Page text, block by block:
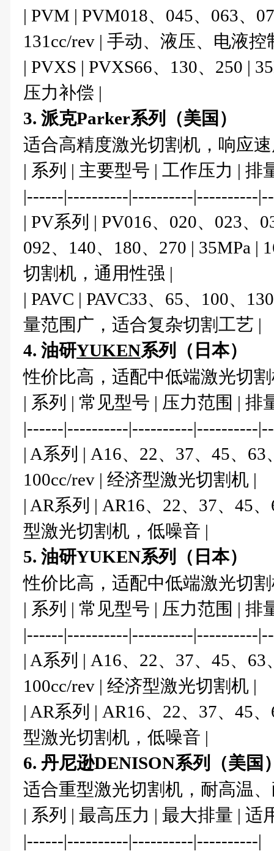
| PVM | PVM018、045、063、
131cc/rev | 手动、液压、电液控
| PVXS | PVXS66、130、250 |
压力补偿 |
3. 派克Parker系列（美国）
适合高精度激光切割机，响应
| 系列 | 主要型号 | 工作压力 | 排
|------|----------|----------|----------
| PV系列 | PV016、020、023、
092、140、180、270 | 35MPa |
切割机，通用性强 |
| PAVC | PAVC33、65、100、
量范围广，适合复杂切割工艺 |
4. 油研YUKEN系列（日本）
性价比高，适配中低端激光切
| 系列 | 常见型号 | 压力范围 | 排
|------|----------|----------|----------
| A系列 | A16、22、37、45、63
100cc/rev | 经济型激光切割机 |
| AR系列 | AR16、22、37、45
型激光切割机，低噪音 |
5. 油研YUKEN系列（日本）
性价比高，适配中低端激光切
| 系列 | 常见型号 | 压力范围 | 排
|------|----------|----------|----------
| A系列 | A16、22、37、45、63
100cc/rev | 经济型激光切割机 |
| AR系列 | AR16、22、37、45
型激光切割机，低噪音 |
6. 丹尼逊DENISON系列（美国
适合重型激光切割机，耐高温
| 系列 | 最高压力 | 最大排量 | 适
|------|----------|----------|----------|